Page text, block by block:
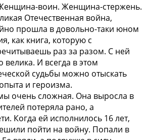
воин. Женщина-стержень.
Отечественная война,
прошла в довольно-таки юном
как книга, которую с
раз за разом. С ней
И всегда в этом
судьбы можно отыскать
и героизма.
очень сложная. Она выросла в
потеряла рано, а
Когда ей исполнилось 16 лет,
пойти на войну. Попали в